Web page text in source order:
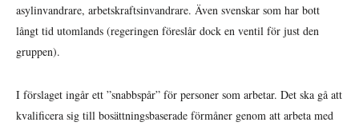
asylinvandrare, arbetskraftsinvandrare. Även svenskar som har bott
långt tid utomlands (regeringen föreslår dock en ventil för just den
gruppen).
I förslaget ingår ett ”snabbspår” för personer som arbetar. Det ska gå att
kvalificera sig till bosättningsbaserade förmåner genom att arbeta med